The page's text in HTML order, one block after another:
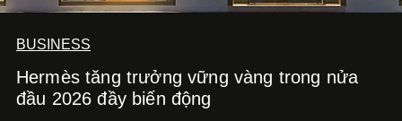
BUSINESS
Hermès tăng trưởng vững vàng trong nửa
đầu 2026 đầy biến động